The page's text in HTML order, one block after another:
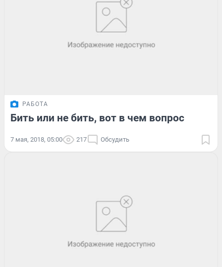
РАБОТА
Бить или не бить, вот в чем вопрос
7 мая, 2018, 05:00 217 Обсудить